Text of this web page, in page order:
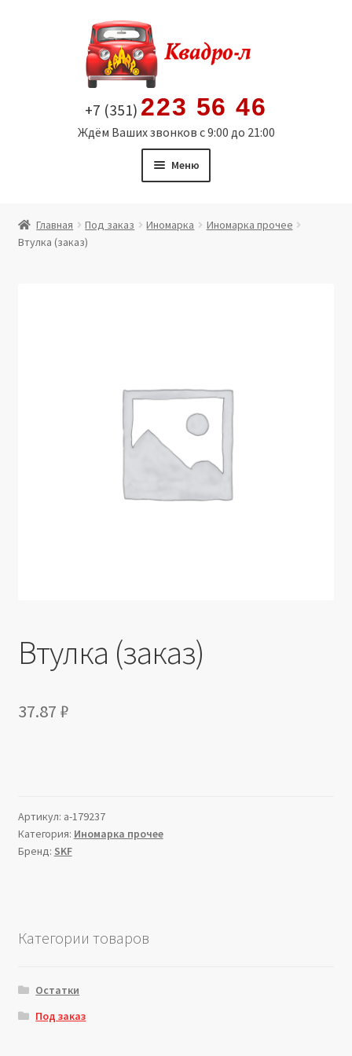
содержимому
+7 (351) 223 56 46
Ждём Ваших звонков с 9:00 до 21:00
Меню
Витрина
Юридические данные
Главная Под заказ Иномарка
Иномарка прочее
Втулка (заказ)
Втулка (заказ)
37.87 ₽
Артикул: a-179237
Категория: Иномарка прочее
Бренд: SKF
Категории товаров
Остатки
Под заказ